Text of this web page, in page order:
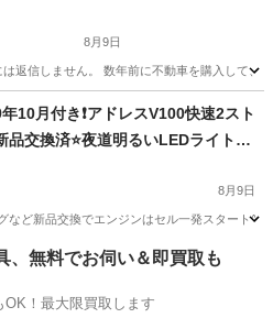
8月9日
返信しません。 数年前に不動車を購入して
10月付き❗️アドレスV100快速2スト
品交換済⭐️夜道明るいLEDライト^_
8月9日
など新品交換でエンジンはセル一発スタート
キ スト
、無料でお伺い＆即買取も
OK！最大限買取します